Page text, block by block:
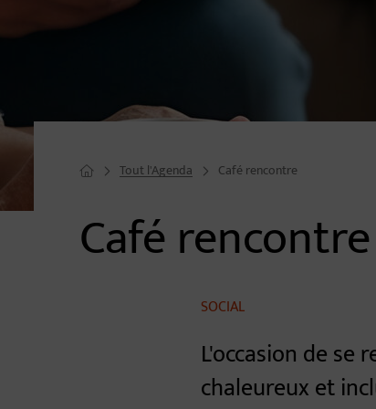
Image d'illustration de Café rencontre
Page d'accueil du site
Tout l'Agenda Café rencontre
Café rencontre
SOCIAL
L'occasion de se
chaleureux et